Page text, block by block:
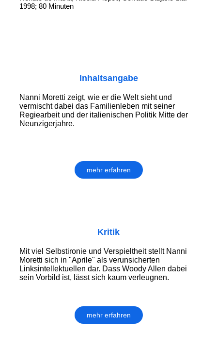
1998; 80 Minuten
Inhaltsangabe
Nanni Moretti zeigt, wie er die Welt sieht und
vermischt dabei das Familienleben mit seiner
Regiearbeit und der italienischen Politik Mitte der
Neunzigerjahre.
mehr erfahren
Kritik
Mit viel Selbstironie und Verspieltheit stellt Nanni
Moretti sich in "Aprile" als verunsicherten
Linksintellektuellen dar. Dass Woody Allen dabei
sein Vorbild ist, lässt sich kaum verleugnen.
mehr erfahren